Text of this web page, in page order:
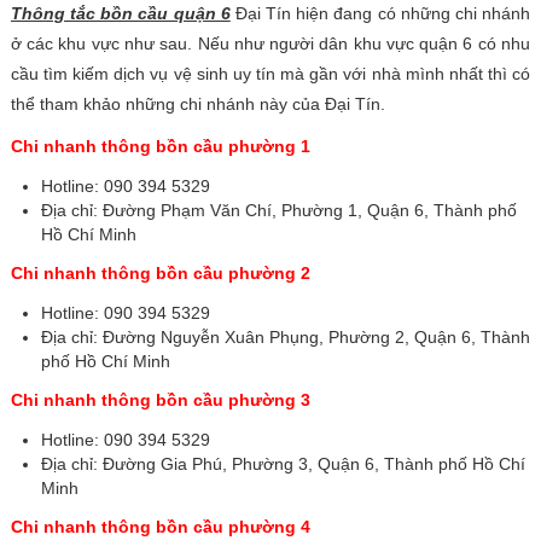
Thông tắc bồn cầu quận 6Đại Tín hiện đang có những chi nhánh
ở các khu vực như sau. Nếu như người dân khu vực quận 6 có nhu
cầu tìm kiếm dịch vụ vệ sinh uy tín mà gần với nhà mình nhất thì có
thể tham khảo những chi nhánh này của Đại Tín.
Chi nhanh thông bồn cầu phường 1
Hotline: 090 394 5329
Địa chỉ: Đường Phạm Văn Chí, Phường 1, Quận 6, Thành phố
Hồ Chí Minh
Chi nhanh thông bồn cầu phường 2
Hotline: 090 394 5329
Địa chỉ: Đường Nguyễn Xuân Phụng, Phường 2, Quận 6, Thành
phố Hồ Chí Minh
Chi nhanh thông bồn cầu phường 3
Hotline: 090 394 5329
Địa chỉ: Đường Gia Phú, Phường 3, Quận 6, Thành phố Hồ Chí
Minh
Chi nhanh thông bồn cầu phường 4